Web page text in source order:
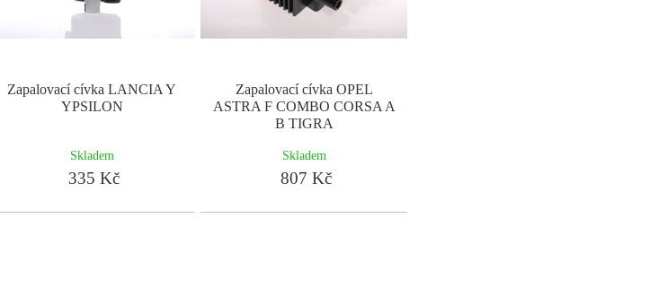
Zapalovací cívka LANCIA Y
YPSILON
Skladem
335 Kč
Zapalovací cívka OPEL
ASTRA F COMBO CORSA A
B TIGRA
Skladem
807 Kč